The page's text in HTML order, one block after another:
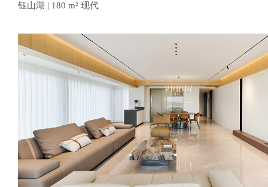
钰山湖 | 180 m² 现代